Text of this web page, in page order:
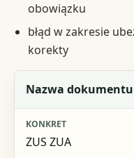
obowiązku
błąd w zakresie
korekty
Element
Konkret
Nazwa dokumentu
ZUS ZUA